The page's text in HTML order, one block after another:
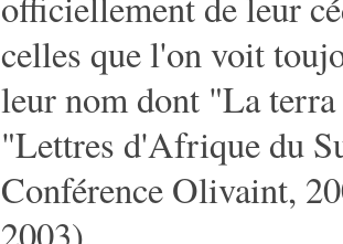
celles que l'on voit
leur nom dont "La
"Lettres d'Afrique du
Conférence Olivaint,